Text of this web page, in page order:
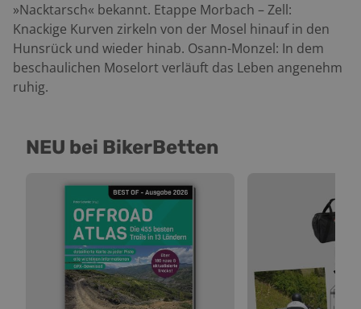
»Nacktarsch« bekannt. Etappe Morbach – Zell:
Knackige Kurven zirkeln von der Mosel hinauf in den
Hunsrück und wieder hinab. Osann-Monzel: In dem
beschaulichen Moselort verläuft das Leben angenehm
ruhig.
NEU bei BikerBetten